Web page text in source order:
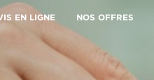
EN LIGNE NOS OFFRES